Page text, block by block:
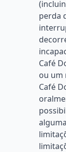
perda
Café
ou um
Café